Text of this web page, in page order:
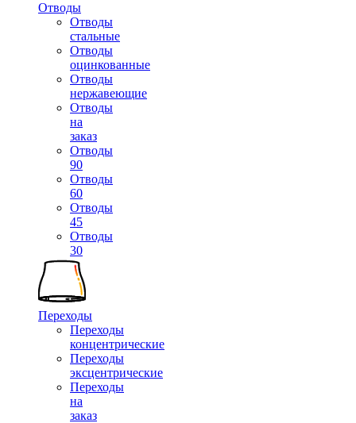
Отводы
Отводы
стальные
Отводы
оцинкованные
Отводы
нержавеющие
Отводы
на
заказ
Отводы
90
Отводы
60
Отводы
45
Отводы
30
Переходы
Переходы
концентрические
Переходы
эксцентрические
Переходы
на
заказ